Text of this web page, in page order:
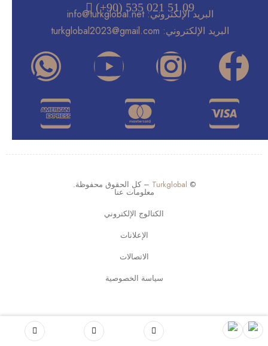
 (+90) 535 021 51 09البريدالإلكتروني:info@turkglobal.net
البريد الإلكتروني: turkglobal2023@gmail.com
©
Turkglobal – كل الحقوق محفوظة.
معلومات عنا
الكتالوج الإلكتروني
الإعلانات
الاتصالات
سياسة الخصوصية